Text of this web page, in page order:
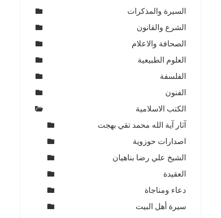
السيرة والمذكرات
الشرع والقانون
الصحافة والاعلام
العلوم الطبيعية
الفلسفة
الفنون
الكتب الاسلامية
آثار آية الله محمد تقي بهجت
اصدارات حوزوية
الشيخ علي رضا بناهيان
العقيدة
دعاء ومناجاة
سيرة أهل البيت